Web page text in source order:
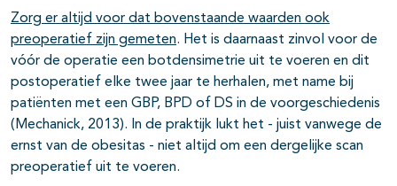
Zorg er altijd voor dat bovenstaande waarden ook
preoperatief zijn gemeten. Het is daarnaast zinvol voor de
vóór de operatie een botdensimetrie uit te voeren en dit
postoperatief elke twee jaar te herhalen, met name bij
patiënten met een GBP, BPD of DS in de voorgeschiedenis
(Mechanick, 2013). In de praktijk lukt het - juist vanwege de
ernst van de obesitas - niet altijd om een dergelijke scan
preoperatief uit te voeren.